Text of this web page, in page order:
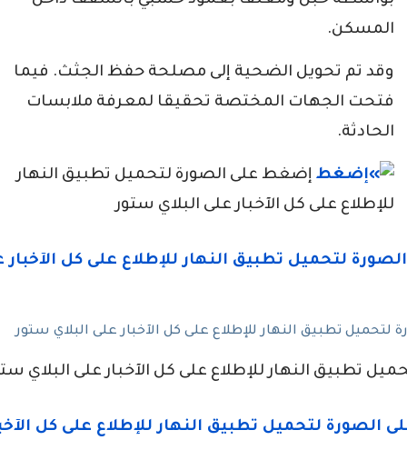
المسكن.
وقد تم تحويل الضحية إلى مصلحة حفظ الجثث. فيما
فتحت الجهات المختصة تحقيقا لمعرفة ملابسات
الحادثة.
إضغط على الصورة لتحميل تطبيق النهار
للإطلاع على كل الآخبار على البلاي ستور
تطبيق النهار للإطلاع على كل الآخبار على البلاي ستور
تطبيق النهار للإطلاع على كل الآخبار على البلاي